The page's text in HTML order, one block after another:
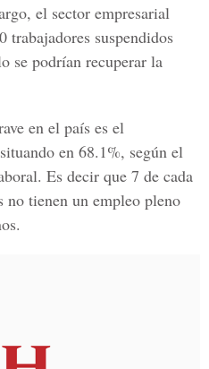
el sector empresarial
trabajadores suspendidos
se podrían recuperar la
en el país es el
en 68.1%, según el
Es decir que 7 de cada
no tienen un empleo pleno